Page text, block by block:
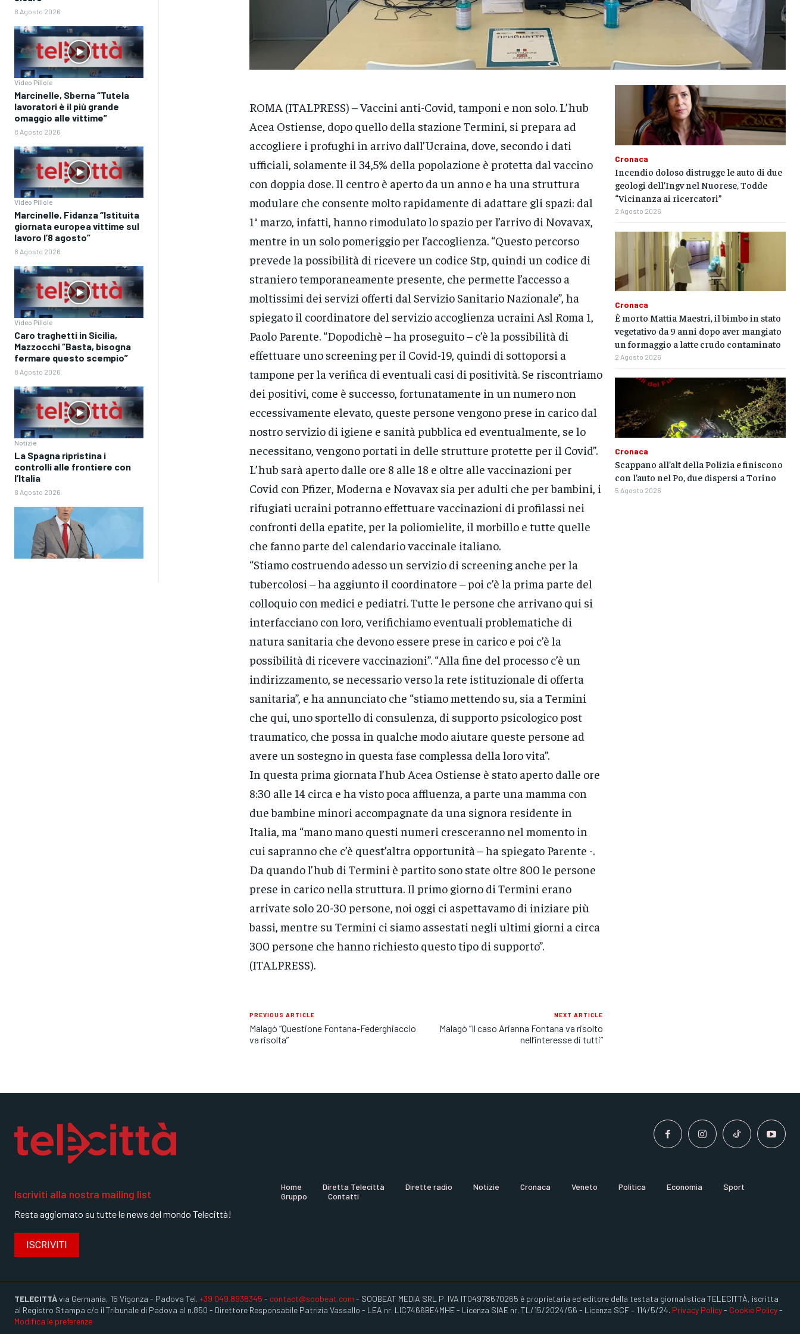
8 Agosto 2026
Video Pillole
Marcinelle, Sberna “Tutela
lavoratori è il più grande
omaggio alle vittime”
8 Agosto 2026
Video Pillole
Marcinelle, Fidanza “Istituita
giornata europea vittime sul
lavoro l’8 agosto”
8 Agosto 2026
Video Pillole
Caro traghetti in Sicilia,
Mazzocchi “Basta, bisogna
fermare questo scempio”
8 Agosto 2026
Notizie
La Spagna ripristina i
controlli alle frontiere con
l’Italia
8 Agosto 2026
ROMA (ITALPRESS) – Vaccini anti-Covid, tamponi e non solo. L’hub
Acea Ostiense, dopo quello della stazione Termini, si prepara ad
accogliere i profughi in arrivo dall’Ucraina, dove, secondo i dati
ufficiali, solamente il 34,5% della popolazione è protetta dal vaccino
con doppia dose. Il centro è aperto da un anno e ha una struttura
modulare che consente molto rapidamente di adattare gli spazi: dal
1° marzo, infatti, hanno rimodulato lo spazio per l’arrivo di Novavax,
mentre in un solo pomeriggio per l’accoglienza. “Questo percorso
prevede la possibilità di ricevere un codice Stp, quindi un codice di
straniero temporaneamente presente, che permette l’accesso a
moltissimi dei servizi offerti dal Servizio Sanitario Nazionale”, ha
spiegato il coordinatore del servizio accoglienza ucraini Asl Roma 1,
Paolo Parente. “Dopodichè – ha proseguito – c’è la possibilità di
effettuare uno screening per il Covid-19, quindi di sottoporsi a
tampone per la verifica di eventuali casi di positività. Se riscontriamo
dei positivi, come è successo, fortunatamente in un numero non
eccessivamente elevato, queste persone vengono prese in carico dal
nostro servizio di igiene e sanità pubblica ed eventualmente, se lo
necessitano, vengono portati in delle strutture protette per il Covid”.
L’hub sarà aperto dalle ore 8 alle 18 e oltre alle vaccinazioni per
Covid con Pfizer, Moderna e Novavax sia per adulti che per bambini, i
rifugiati ucraini potranno effettuare vaccinazioni di profilassi nei
confronti della epatite, per la poliomielite, il morbillo e tutte quelle
che fanno parte del calendario vaccinale italiano.
“Stiamo costruendo adesso un servizio di screening anche per la
tubercolosi – ha aggiunto il coordinatore – poi c’è la prima parte del
colloquio con medici e pediatri. Tutte le persone che arrivano qui si
interfacciano con loro, verifichiamo eventuali problematiche di
natura sanitaria che devono essere prese in carico e poi c’è la
possibilità di ricevere vaccinazioni”. “Alla fine del processo c’è un
indirizzamento, se necessario verso la rete istituzionale di offerta
sanitaria”, e ha annunciato che “stiamo mettendo su, sia a Termini
che qui, uno sportello di consulenza, di supporto psicologico post
traumatico, che possa in qualche modo aiutare queste persone ad
avere un sostegno in questa fase complessa della loro vita”.
In questa prima giornata l’hub Acea Ostiense è stato aperto dalle ore
8:30 alle 14 circa e ha visto poca affluenza, a parte una mamma con
due bambine minori accompagnate da una signora residente in
Italia, ma “mano mano questi numeri cresceranno nel momento in
cui sapranno che c’è quest’altra opportunità – ha spiegato Parente -.
Da quando l’hub di Termini è partito sono state oltre 800 le persone
prese in carico nella struttura. Il primo giorno di Termini erano
arrivate solo 20-30 persone, noi oggi ci aspettavamo di iniziare più
bassi, mentre su Termini ci siamo assestati negli ultimi giorni a circa
300 persone che hanno richiesto questo tipo di supporto”.
(ITALPRESS).
PREVIOUS ARTICLE
Malagò “Questione Fontana-Federghiaccio
va risolta”
NEXT ARTICLE
Malagò “Il caso Arianna Fontana va risolto
nell’interesse di tutti”
Cronaca
Incendio doloso distrugge le auto di due
geologi dell’Ingv nel Nuorese, Todde
“Vicinanza ai ricercatori”
2 Agosto 2026
Cronaca
È morto Mattia Maestri, il bimbo in stato
vegetativo da 9 anni dopo aver mangiato
un formaggio a latte crudo contaminato
2 Agosto 2026
Cronaca
Scappano all’alt della Polizia e finiscono
con l’auto nel Po, due dispersi a Torino
5 Agosto 2026
Iscriviti alla nostra mailing list
Resta aggiornato su tutte le news del mondo Telecittà!
ISCRIVITI
Home Diretta Telecittà Dirette radio Notizie Cronaca Veneto Politica Economia
Sport
Gruppo
Contatti
TELECITTÀvia Germania, 15 Vigonza - Padova Tel. +39 049.8936345 - contact@soobeat.com - SOOBEAT MEDIA SRL P. IVA IT04978670265 è proprietaria ed editore della testata giornalistica TELECITTÀ, iscritta
al Registro Stampa c/o il Tribunale di Padova al n.850 - Direttore Responsabile Patrizia Vassallo - LEA nr. LIC7466BE4MHE - Licenza SIAE nr. TL/15/2024/56 - Licenza SCF – 114/5/24. Privacy Policy- Cookie Policy-
Modifica le preferenze